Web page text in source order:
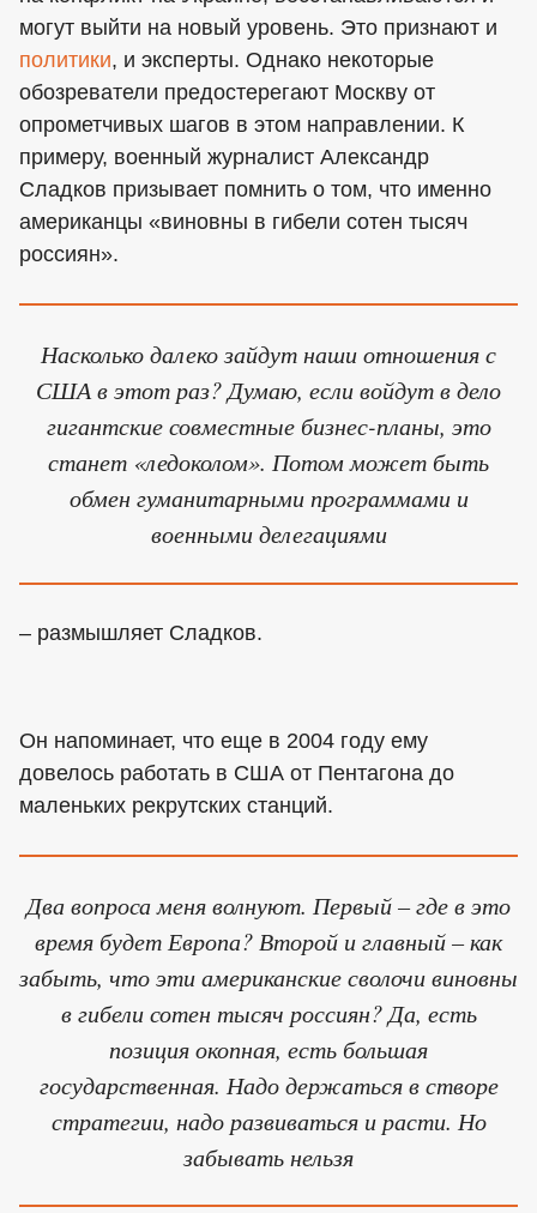
могут выйти на новый уровень. Это признают и
политики, и эксперты. Однако некоторые
обозреватели предостерегают Москву от
опрометчивых шагов в этом направлении. К
примеру, военный журналист Александр
Сладков призывает помнить о том, что именно
американцы «виновны в гибели сотен тысяч
россиян».
Насколько далеко зайдут наши отношения с
США в этот раз? Думаю, если войдут в дело
гигантские совместные бизнес-планы, это
станет «ледоколом». Потом может быть
обмен гуманитарными программами и
военными делегациями
– размышляет Сладков.
Он напоминает, что еще в 2004 году ему
довелось работать в США от Пентагона до
маленьких рекрутских станций.
Два вопроса меня волнуют. Первый – где в это
время будет Европа? Второй и главный – как
забыть, что эти американские сволочи виновны
в гибели сотен тысяч россиян? Да, есть
позиция окопная, есть большая
государственная. Надо держаться в створе
стратегии, надо развиваться и расти. Но
забывать нельзя